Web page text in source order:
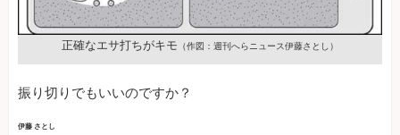
正確なエサ打ちがキモ （作図：週刊へらニュース伊藤さとし）
振り切りでもいいのですか？
伊藤 さとし